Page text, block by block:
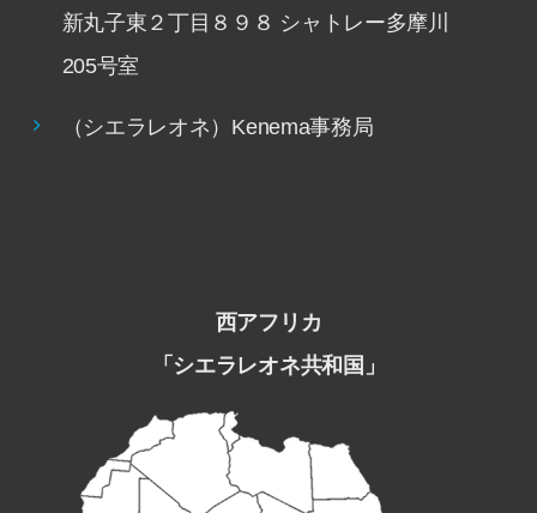
新丸子東２丁目８９８ シャトレー多摩川
205号室
（シエラレオネ）Kenema事務局
西アフリカ
「シエラレオネ共和国」